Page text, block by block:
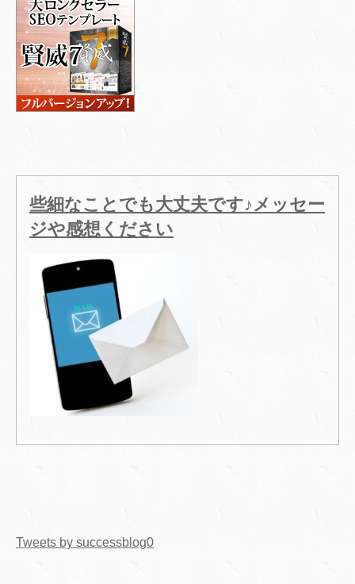
些細なことでも大丈夫です♪メッセー
ジや感想ください
Tweets by successblog0